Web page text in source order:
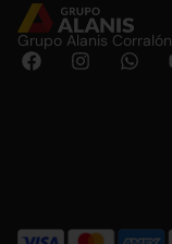
Grupo Alanis Corralón